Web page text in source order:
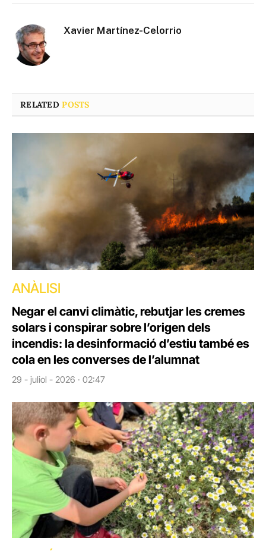
Xavier Martínez-Celorrio
RELATEDPOSTS
ANÀLISI
Negar el canvi climàtic, rebutjar les cremes
solars i conspirar sobre l’origen dels
incendis: la desinformació d’estiu també es
cola en les converses de l’alumnat
29 - juliol - 2026 · 02:47